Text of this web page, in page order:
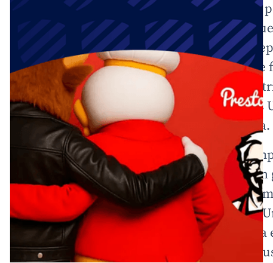
con eltiempo se convertiría en sinónimo de
Colombia. Fundada porAlfredo Hoyos
Restrepo, Frisby comenzó como una
años, evolucionó, su menú y se expandió
Hoycuenta con más de 280 restaurantes
ciudades, con presenciatambién en Estados
países de Latinoamérica y la Unión Europea.
Sin embargo, lo que parecía una historia
consolidada y sinmayores sobresaltos dio
en 2024, cuando una empresa enEuropa
España S.L.registró la marca “Frisby” en la
Este hecho encendió lasalarmas: la
adoptó el mismo nombre, sino que